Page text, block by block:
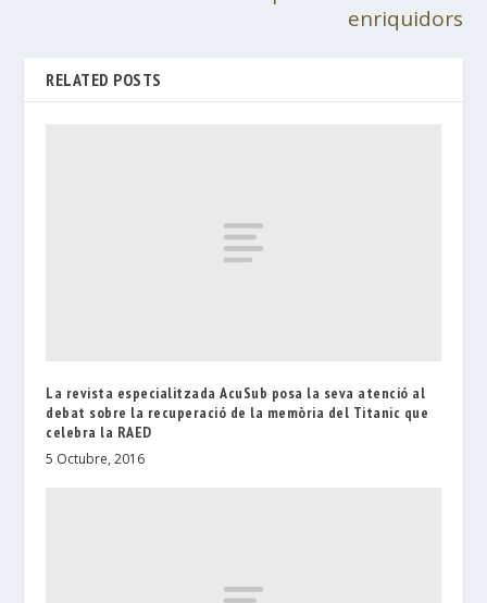
enriquidors
RELATED POSTS
La revista especialitzada AcuSub posa la seva atenció al
debat sobre la recuperació de la memòria del Titanic que
celebra la RAED
5 Octubre, 2016